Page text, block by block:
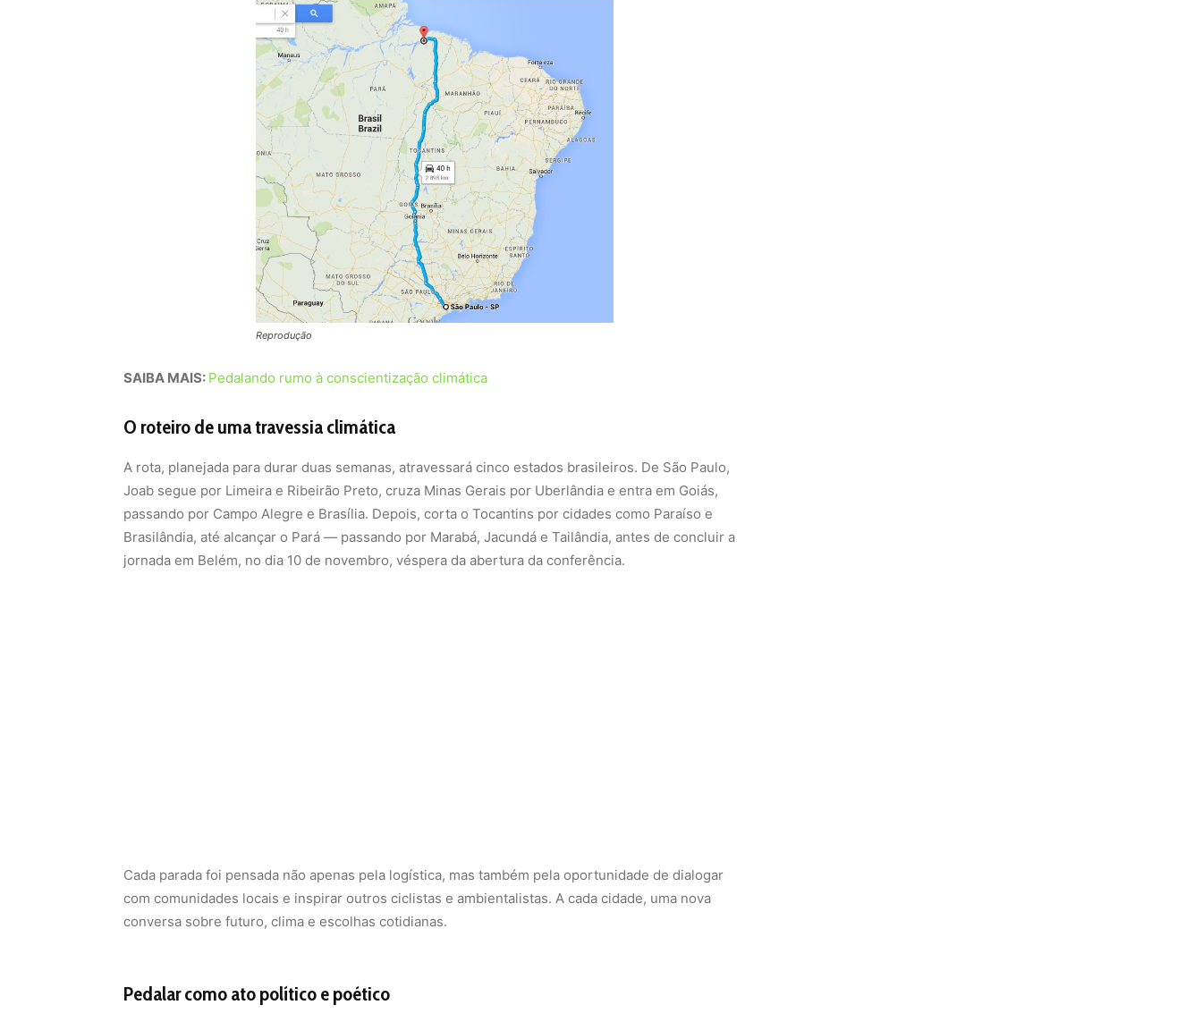
Reprodução
SAIBA MAIS: Pedalando rumo à conscientização climática
O roteiro de uma travessia climática
A rota, planejada para durar duas semanas, atravessará cinco estados brasileiros. De São Paulo,
Joab segue por Limeira e Ribeirão Preto, cruza Minas Gerais por Uberlândia e entra em Goiás,
passando por Campo Alegre e Brasília. Depois, corta o Tocantins por cidades como Paraíso e
Brasilândia, até alcançar o Pará — passando por Marabá, Jacundá e Tailândia, antes de concluir a
jornada em Belém, no dia 10 de novembro, véspera da abertura da conferência.
Cada parada foi pensada não apenas pela logística, mas também pela oportunidade de dialogar
com comunidades locais e inspirar outros ciclistas e ambientalistas. A cada cidade, uma nova
conversa sobre futuro, clima e escolhas cotidianas.
Pedalar como ato político e poético